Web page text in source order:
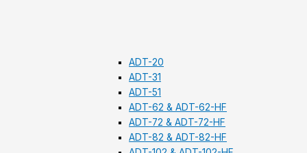
ADT-20
ADT-31
ADT-51
ADT-62 & ADT-62-HF
ADT-72 & ADT-72-HF
ADT-82 & ADT-82-HF